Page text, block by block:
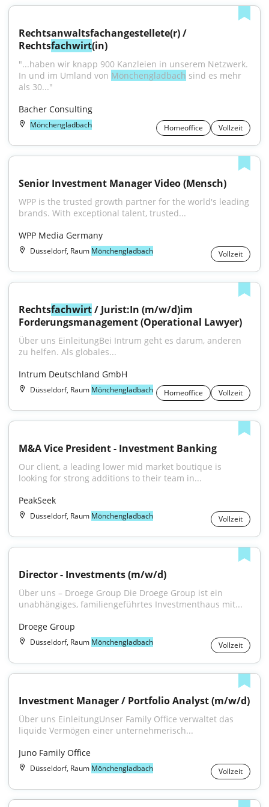
Rechtsanwaltsfachangestellete(r) /
Rechtsfachwirt(in)
"...haben wir knapp 900 Kanzleien in unserem Netzwerk.
In und im Umland von Mönchengladbach sind es mehr
als 30..."
Bacher Consulting
Mönchengladbach Homeoffice Vollzeit
Senior Investment Manager Video (Mensch)
WPP is the trusted growth partner for the world's leading
brands. With exceptional talent, trusted...
WPP Media Germany
Düsseldorf, Raum Mönchengladbach Vollzeit
Rechtsfachwirt / Jurist:In (m/w/d)im
Forderungsmanagement (Operational Lawyer)
Über uns EinleitungBei Intrum geht es darum, anderen
zu helfen. Als globales...
Intrum Deutschland GmbH
Düsseldorf, Raum Mönchengladbach Homeoffice Vollzeit
M&A Vice President - Investment Banking
Our client, a leading lower mid market boutique is
looking for strong additions to their team in...
PeakSeek
Düsseldorf, Raum Mönchengladbach Vollzeit
Director - Investments (m/w/d)
Über uns – Droege Group Die Droege Group ist ein
unabhängiges, familiengeführtes Investmenthaus mit...
Droege Group
Düsseldorf, Raum Mönchengladbach Vollzeit
Investment Manager / Portfolio Analyst (m/w/d)
Über uns EinleitungUnser Family Office verwaltet das
liquide Vermögen einer unternehmerisch...
Juno Family Office
Düsseldorf, Raum Mönchengladbach Vollzeit